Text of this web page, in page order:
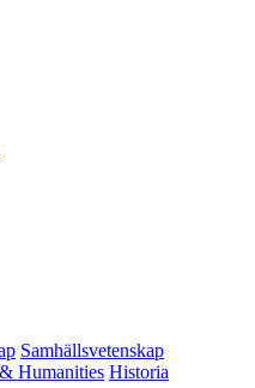
Samhällsvetenskap
Humanities Historia